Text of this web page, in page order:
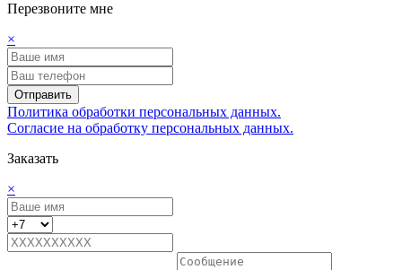
Перезвоните мне
×
Отправить
Политика обработки персональных данных.
Согласие на обработку персональных данных.
Заказать
×